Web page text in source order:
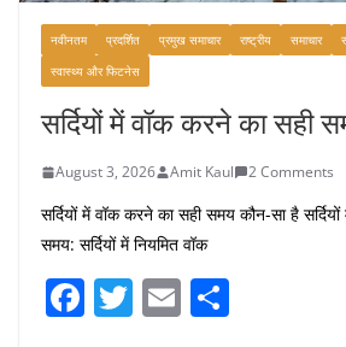
नवीनतम प्रदर्शित प्रमुख समाचार राष्ट्रीय समाचार
स्वास्थ्य और फिटनेस
सर्दियों में वॉक करने का सही
August 3, 2026 Amit Kaul 2 Comments
सर्दियों में वॉक करने का सही समय कौन-सा है
समय: सर्दियों में नियमित वॉक
F T E